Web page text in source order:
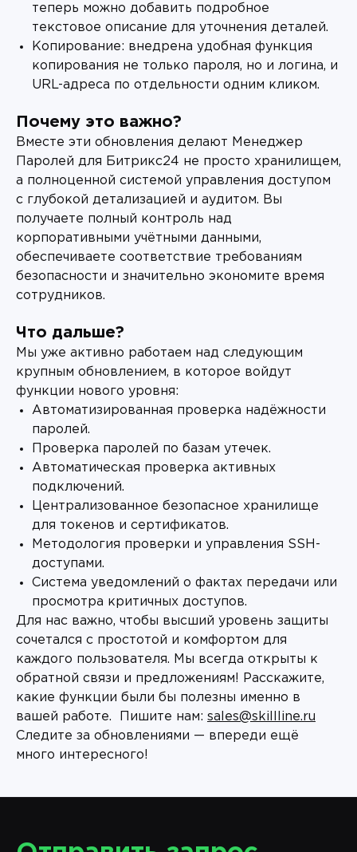
теперь можно добавить подробное
текстовое описание для уточнения деталей.
Копирование: внедрена удобная функция
копирования не только пароля, но и логина, и
URL-адреса по отдельности одним кликом.
Почему это важно?
Вместе эти обновления делают Менеджер
Паролей для Битрикс24 не просто хранилищем,
а полноценной системой управления доступом
с глубокой детализацией и аудитом. Вы
получаете полный контроль над
корпоративными учётными данными,
обеспечиваете соответствие требованиям
безопасности и значительно экономите время
сотрудников.
Что дальше?
Мы уже активно работаем над следующим
крупным обновлением, в которое войдут
функции нового уровня:
Автоматизированная проверка надёжности
паролей.
Проверка паролей по базам утечек.
Автоматическая проверка активных
подключений.
Централизованное безопасное хранилище
для токенов и сертификатов.
Методология проверки и управления SSH-
доступами.
Система уведомлений о фактах передачи или
просмотра критичных доступов.
Для нас важно, чтобы высший уровень защиты
сочетался с простотой и комфортом для
каждого пользователя. Мы всегда открыты к
обратной связи и предложениям! Расскажите,
какие функции были бы полезны именно в
вашей работе. Пишите нам: sales@skillline.ru
Следите за обновлениями — впереди ещё
много интересного!